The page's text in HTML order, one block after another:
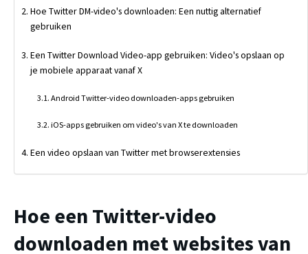
Hoe Twitter DM-video's downloaden: Een nuttig alternatief
gebruiken
Een Twitter Download Video-app gebruiken: Video's opslaan op
je mobiele apparaat vanaf X
Android Twitter-video downloaden-apps gebruiken
iOS-apps gebruiken om video's van X te downloaden
Een video opslaan van Twitter met browserextensies
Hoe een Twitter-video
downloaden met websites van